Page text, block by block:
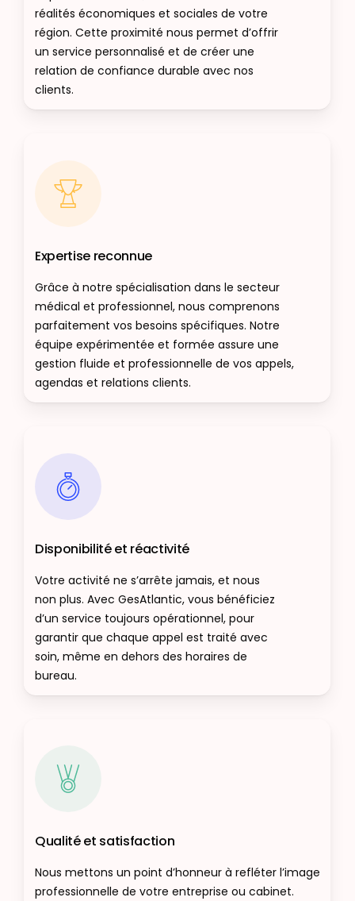
réalités économiques et sociales de votre
région. Cette proximité nous permet d’offrir
un service personnalisé et de créer une
relation de confiance durable avec nos
clients.
Expertise reconnue
Grâce à notre spécialisation dans le secteur
médical et professionnel, nous comprenons
parfaitement vos besoins spécifiques. Notre
équipe expérimentée et formée assure une
gestion fluide et professionnelle de vos appels,
agendas et relations clients.
Disponibilité et réactivité
Votre activité ne s’arrête jamais, et nous
non plus. Avec GesAtlantic, vous bénéficiez
d’un service toujours opérationnel, pour
garantir que chaque appel est traité avec
soin, même en dehors des horaires de
bureau.
Qualité et satisfaction
Nous mettons un point d’honneur à refléter l’image
professionnelle de votre entreprise ou cabinet.